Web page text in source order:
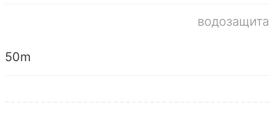
водозащита
50m